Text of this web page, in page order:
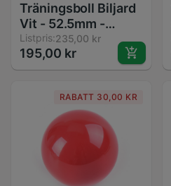
Träningsboll Biljard
Vit - 52.5mm -
Köboll för Snooker
och Pool
Listpris:235,00 kr
195,00 kr
RABATT 30,00 KR